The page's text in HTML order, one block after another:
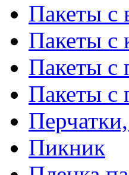
Пакеты с
Пакеты с
Пакеты с
Пакеты с
Пикник